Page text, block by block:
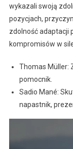
wykazali swoją
pozycjach,
zdolność adaptacji
kompromisów w
Thomas Müller:
pomocnik.
Sadio Mané:
napastnik,